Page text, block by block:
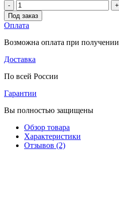
-
+
Под заказ
Оплата
Возможна оплата при получении
Доставка
По всей России
Гарантии
Вы полностью защищены
Обзор товара
Характеристики
Отзывов (2)